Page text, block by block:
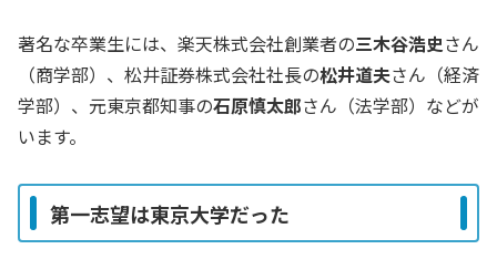
著名な卒業生には、楽天株式会社創業者の三木谷浩史さん
（商学部）、松井証券株式会社社長の松井道夫さん（経済
学部）、元東京都知事の石原慎太郎さん（法学部）などが
います。
第一志望は東京大学だった